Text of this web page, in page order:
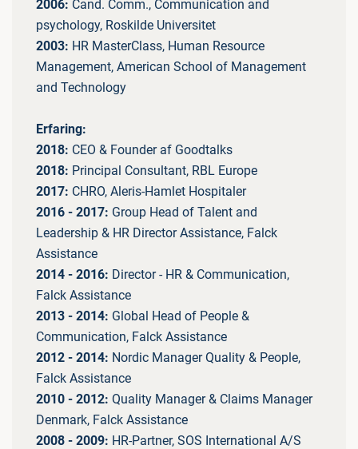
2006: Cand. Comm., Communication and
psychology, Roskilde Universitet
2003: HR MasterClass, Human Resource
Management, American School of Management
and Technology
Erfaring:
2018: CEO & Founder af Goodtalks
2018: Principal Consultant, RBL Europe
2017: CHRO, Aleris-Hamlet Hospitaler
2016 - 2017: Group Head of Talent and
Leadership & HR Director Assistance, Falck
Assistance
2014 - 2016: Director - HR & Communication,
Falck Assistance
2013 - 2014: Global Head of People &
Communication, Falck Assistance
2012 - 2014: Nordic Manager Quality & People,
Falck Assistance
2010 - 2012: Quality Manager & Claims Manager
Denmark, Falck Assistance
2008 - 2009: HR-Partner, SOS International A/S